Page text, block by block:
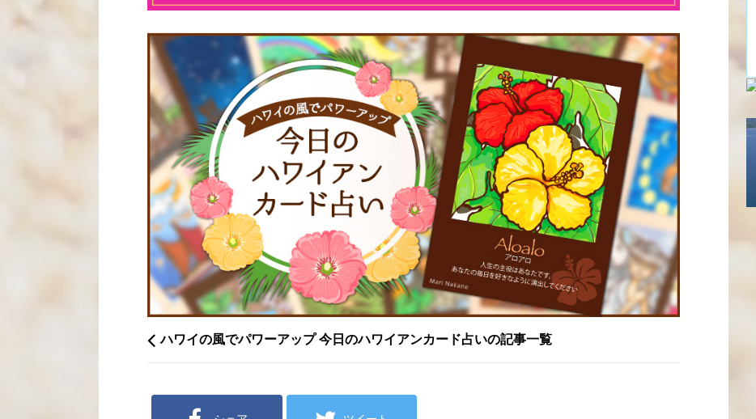
ハワイの風でパワーアップ 今日のハワイアンカード占いの記事一覧